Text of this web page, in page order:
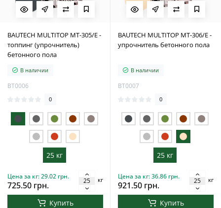
BAUTECH MULTITOP MT-305/E -
топпинг (упрочнитель)
бетонного пола
В наличии
BT0006
0
25 кг
Цена за кг: 29.02 грн.
725.50 грн.
кг
Купить
BAUTECH MULTITOP MT-306/E -
упрочнитель бетонного пола
В наличии
BT0007
0
25 кг
Цена за кг: 36.86 грн.
921.50 грн.
кг
Купить